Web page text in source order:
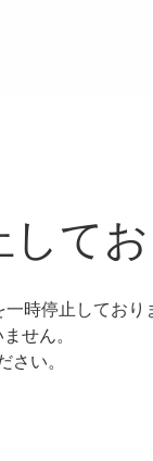
て
時停止しており
せん。
い。